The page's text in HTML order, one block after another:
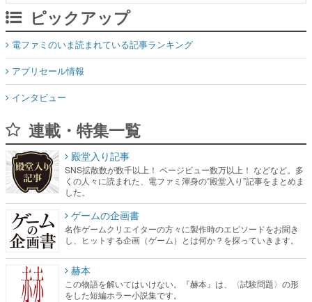
ピックアップ
電ファミのいま読まれている記事ランキング
アプリセール情報
インタビュー
連載・特集一覧
殿堂入り記事
SNS拡散数が数千以上！ ページビュー数万以上！ などなど。多
くの人々に読まれた、電ファミ渾身の“殿堂入り”記事をまとめま
した。
ゲームの企画書
名作ゲームクリエイターの方々に製作時のエピソードをお聞き
し、ヒットする企画（ゲーム）とは何か？を探っていきます。
赫本
この物語を解いてはいけない。『赫本』は、〈試験問題〉の形
をした短編ホラー小説集です。